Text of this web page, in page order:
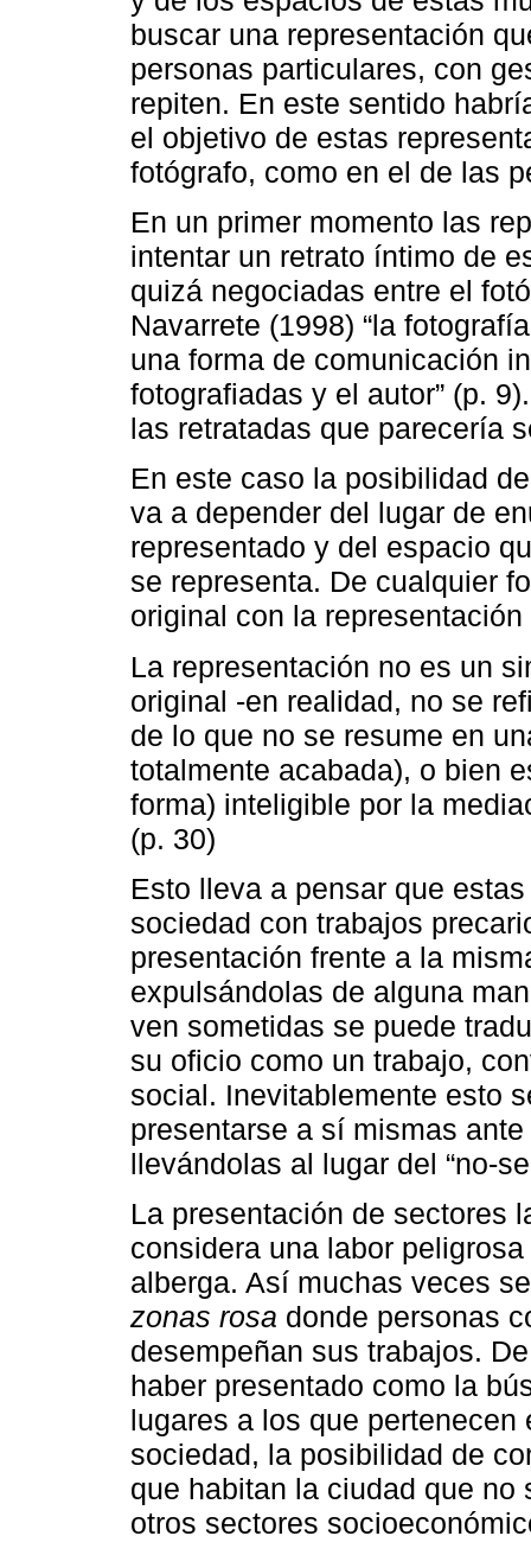
buscar una representación
personas particulares, con
repiten. En este sentido
el objetivo de estas
fotógrafo, como en el de las
En un primer momento las
intentar un retrato íntimo de
quizá negociadas entre el
Navarrete (1998) “la
una forma de comunicación
fotografiadas y el autor” (p.
las retratadas que parecería
En este caso la posibilidad
va a depender del lugar de
representado y del espacio
se representa. De cualquier
original con la
La representación no es un
original -en realidad, no se
de lo que no se resume en
totalmente acabada), o bien
forma) inteligible por la
(p. 30)
Esto lleva a pensar que
sociedad con trabajos
presentación frente a la
expulsándolas de alguna
ven sometidas se puede
su oficio como un trabajo,
social. Inevitablemente esto
presentarse a sí mismas
llevándolas al lugar del “no-
La presentación de sectores
considera una labor
alberga. Así muchas veces
zonas rosa donde personas
desempeñan sus trabajos.
haber presentado como la
lugares a los que
sociedad, la posibilidad de
que habitan la ciudad que
otros sectores